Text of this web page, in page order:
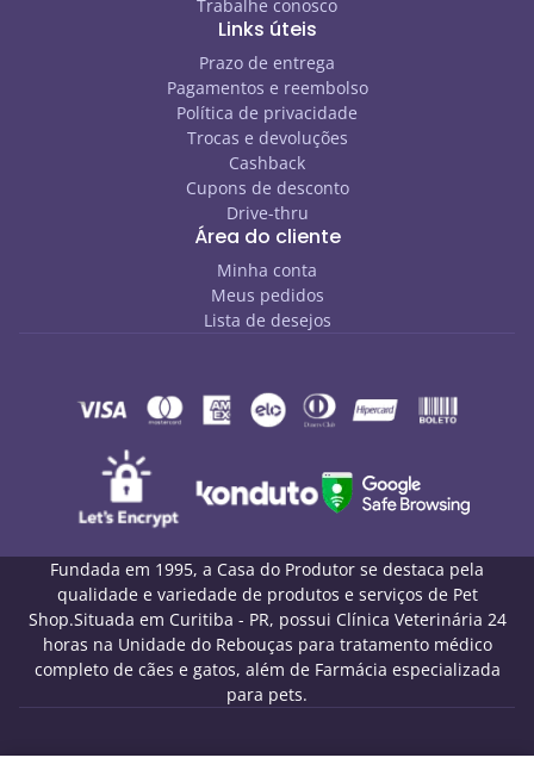
Trabalhe conosco
Links úteis
Prazo de entrega
Pagamentos e reembolso
Política de privacidade
Trocas e devoluções
Cashback
Cupons de desconto
Drive-thru
Área do cliente
Minha conta
Meus pedidos
Lista de desejos
Fundada em 1995, a Casa do Produtor se destaca pela
qualidade e variedade de produtos e serviços de Pet
Shop.Situada em Curitiba - PR, possui Clínica Veterinária 24
horas na Unidade do Rebouças para tratamento médico
completo de cães e gatos, além de Farmácia especializada
para pets.